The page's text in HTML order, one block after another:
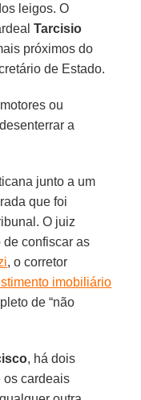
leigos. O
Tarcisio
próximos do
de Estado.
ou
a
junto a um
que foi
O juiz
confiscar as
, o corretor
imobiliário
de “não
, há dois
os cardeais